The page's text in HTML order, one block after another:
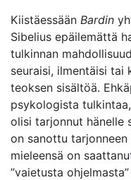
Kiistäessään Bardin
Sibelius epäilemättä
tulkinnan
seuraisi, ilmentäisi tai
teoksen sisältöä.
psykologista
olisi tarjonnut hänelle
on sanottu tarjonneen
mieleensä on
”vaietusta